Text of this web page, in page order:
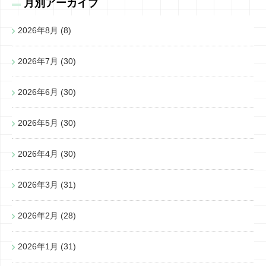
月別アーカイブ
2026年8月 (8)
2026年7月 (30)
2026年6月 (30)
2026年5月 (30)
2026年4月 (30)
2026年3月 (31)
2026年2月 (28)
2026年1月 (31)